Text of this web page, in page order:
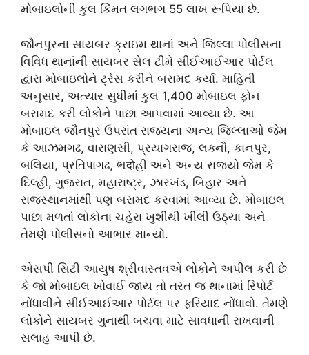
મોબાઇલોની કુલ કિંમત લગભગ 55 લાખ રૂપિયા છે.
જૌનપુરના સાયબર ક્રાઇમ થાનાં અને જિલ્લા પોલીસના
વિવિધ થાનાંની સાયબર સેલ ટીમે સીઈઆઈઆર પોર્ટલ
દ્વારા મોબાઇલોને ટ્રેસ કરીને બરામદ કર્યા. માહિતી
અનુસાર, અત્યાર સુધીમાં કુલ 1,400 મોબાઇલ ફોન
બરામદ કરી લોકોને પાછા આપવામાં આવ્યા છે. આ
મોબાઇલ જૌનપુર ઉપરાંત રાજ્યના અન્ય જિલ્લાઓ જેમ
કે આઝમગઢ, વારાણસી, પ્રયાગરાજ, લક્નૌ, કાનપુર,
બલિયા, પ્રતિપાગઢ, ભदोહી અને અન્ય રાજ્યો જેમ કે
દિલ્હી, ગુજરાત, મહારાષ્ટ્ર, ઝારખંડ, બિહાર અને
રાજસ્થાનમાંથી પણ બરામદ કરવામાં આવ્યા છે. મોબાઇલ
પાછા મળતાં લોકોના ચહેરા ખુશીથી ખીલી ઉઠ્યા અને
તેમણે પોલીસનો આભાર માન્યો.
એસપી સિટી આયુષ શ્રીવાસ્તવએ લોકોને અપીલ કરી છે
કે જો મોબાઇલ ખોવાઈ જાય તો તરત જ થાનામાં રિપોર્ટ
નોંધાવીને સીઈઆઈઆર પોર્ટલ પર ફરિયાદ નોંધાવો. તેમણે
લોકોને સાયબર ગુનાથી બચવા માટે સાવધાની રાખવાની
સલાહ આપી છે.